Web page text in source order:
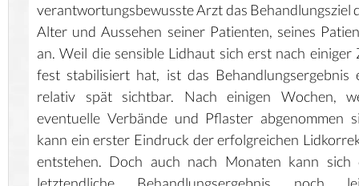
verantwortungsbewusste Arzt das Behandlungsziel
Alter und Aussehen seiner Patienten, seines
an. Weil die sensible Lidhaut sich erst nach einiger
fest stabilisiert hat, ist das Behandlungsergebnis
relativ spät sichtbar. Nach einigen Wochen,
eventuelle Verbände und Pflaster abgenommen
kann ein erster Eindruck der erfolgreichen
entstehen. Doch auch nach Monaten kann sich